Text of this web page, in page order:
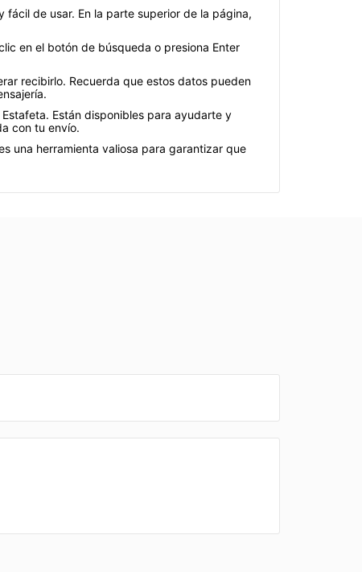
de usar. En la parte superior de la página,
en el botón de búsqueda o presiona Enter
recibirlo. Recuerda que estos datos pueden
Están disponibles para ayudarte y
con tu envío.
una herramienta valiosa para garantizar que